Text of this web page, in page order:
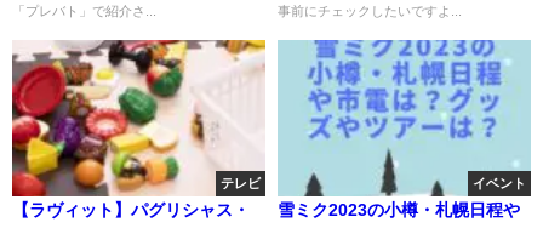
「プレバト」で紹介さ...
事前にチェックしたいですよ...
テレビ
【ラヴィット】パグリシャス・
イベント
雪ミク2023の小樽・札幌日程や